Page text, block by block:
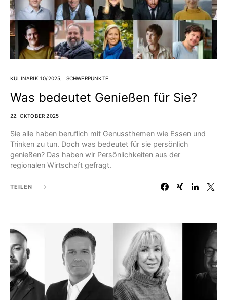
KULINARIK 10/2025 SCHWERPUNKTE
Was bedeutet Genießen für Sie?
22. OKTOBER 2025
Sie alle haben beruflich mit Genussthemen wie Essen und
Trinken zu tun. Doch was bedeutet für sie persönlich
genießen? Das haben wir Persönlichkeiten aus der
regionalen Wirtschaft gefragt.
TEILEN